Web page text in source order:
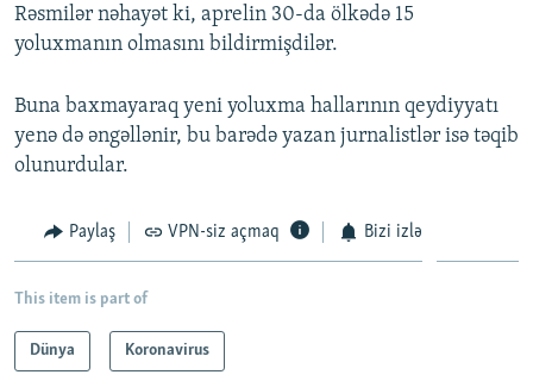
Rəsmilər nəhayət ki, aprelin 30-da ölkədə 15
yoluxmanın olmasını bildirmişdilər.
Buna baxmayaraq yeni yoluxma hallarının qeydiyyatı
yenə də əngəllənir, bu barədə yazan jurnalistlər isə təqib
olunurdular.
Paylaş VPN-siz açmaq Bizi izlə
This item is part of
Dünya Koronavirus